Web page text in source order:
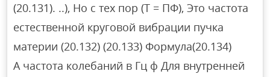
(20.131). ..), Но с тех пор (Т = ПФ), Это частота
естественной круговой вибрации пучка
материи (20.132) (20.133) Формула(20.134)
А частота колебаний в Гц ф Для внутренней